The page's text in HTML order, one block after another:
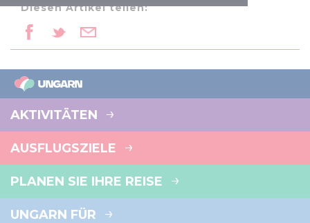
Diesen Artikel teilen:
AKTIVITÄTEN
AUSFLUGSZIELE
PLANEN SIE IHRE REISE
UNGARN FÜR